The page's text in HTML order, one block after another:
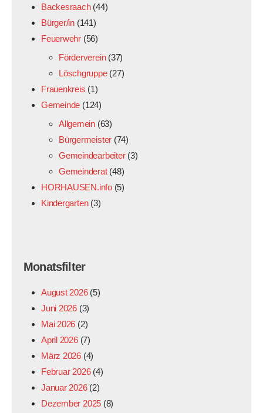
Backesraach(44)
Bürger/in(141)
Feuerwehr(56)
Förderverein(37)
Löschgruppe(27)
Frauenkreis (1)
Gemeinde (124)
Allgemein(63)
Bürgermeister (74)
Gemeindearbeiter(3)
Gemeinderat(48)
HORHAUSEN.info(5)
Kindergarten(3)
Monatsfilter
August 2026(5)
Juni 2026(3)
Mai 2026 (2)
April 2026(7)
März 2026(4)
Februar 2026(4)
Januar 2026(2)
Dezember 2025 (8)